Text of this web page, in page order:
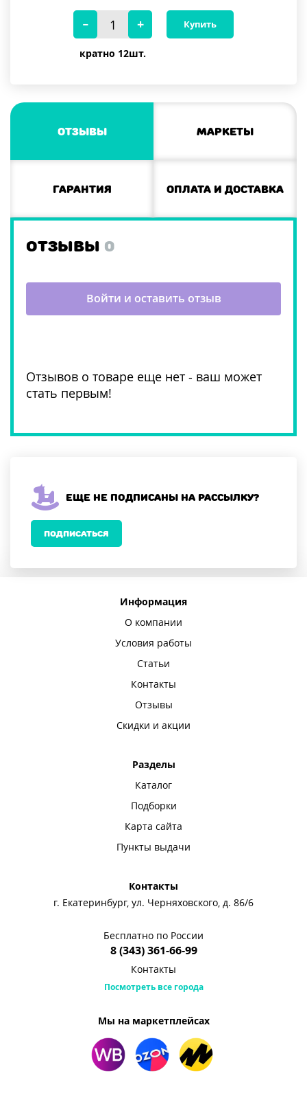
кратно 12шт.
Купить
Отзывы Маркеты
Гарантия Оплата и доставка
ОТЗЫВЫ 0
Отзывов о товаре еще нет - ваш может
стать первым!
Войти и оставить отзыв
Еще не подписаны на рассылку?
ПОДПИСАТЬСЯ
Информация
О компании
Условия работы
Статьи
Контакты
Отзывы
Скидки и акции
Разделы
Каталог
Подборки
Карта сайта
Пункты выдачи
Контакты
г. Екатеринбург, ул. Черняховского, д. 86/6
Бесплатно по России
8 (343) 361-66-99
Контакты
Посмотреть все города
Мы на маркетплейсах